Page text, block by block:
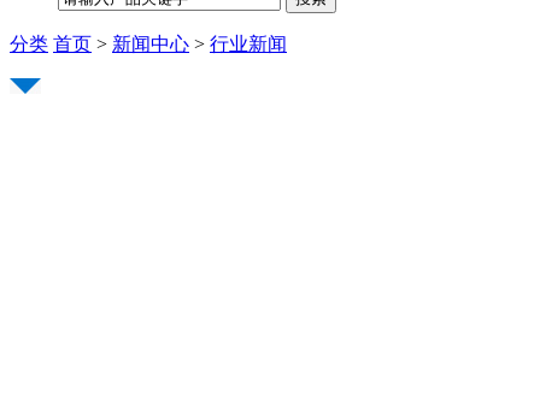
分类 首页 > 新闻中心 > 行业新闻